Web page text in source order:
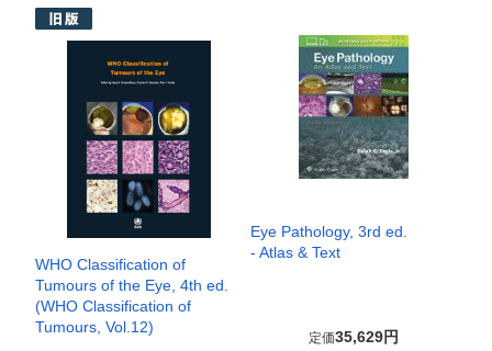
WHO Classification of
Tumours of the Eye, 4th ed.
(WHO Classification of
Tumours, Vol.12)
Eye Pathology, 3rd ed.
- Atlas & Text
定価35,629円